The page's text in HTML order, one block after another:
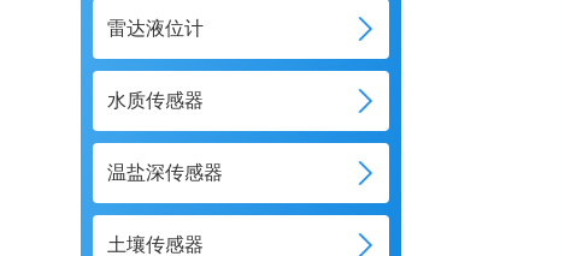
雷达液位计
水质传感器
温盐深传感器
土壤传感器